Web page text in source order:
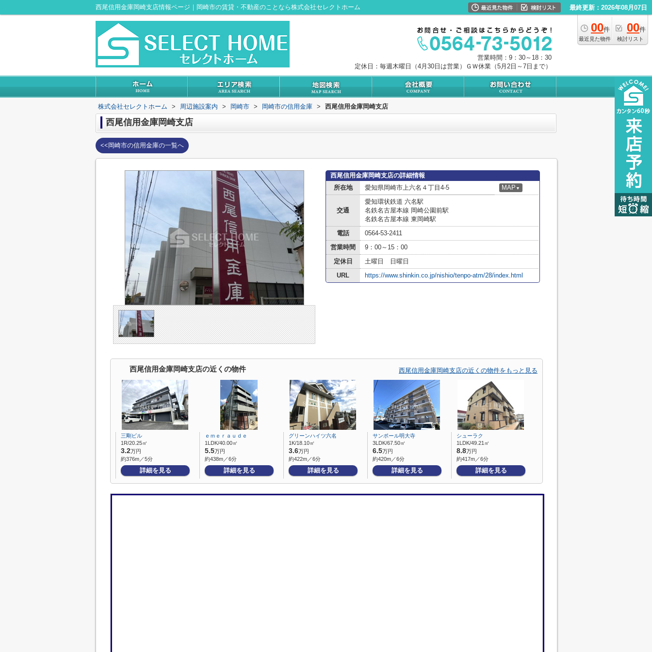
西尾信用金庫岡崎支店情報ページ｜岡崎市の賃貸・不動産のことなら株式会社セレクトホーム 最終更新：2026年08月07日
00件
最近見た物件
00件
検討リスト
営業時間：9：30～18：30
定休日：毎週木曜日（4月30日は営業）ＧＷ休業（5月2日～7日まで）
株式会社セレクトホーム > 周辺施設案内 > 岡崎市 > 岡崎市の信用金庫 > 西尾信用金庫岡崎支店
西尾信用金庫岡崎支店
<<岡崎市の信用金庫の一覧へ
西尾信用金庫岡崎支店の詳細情報
所在地
愛知県岡崎市上六名４丁目4-5 MAP ▼
交通
愛知環状鉄道 六名駅
名鉄名古屋本線 岡崎公園前駅
名鉄名古屋本線 東岡崎駅
電話
0564-53-2411
営業時間
9：00～15：00
定休日
土曜日 日曜日
URL
https://www.shinkin.co.jp/nishio/tenpo-atm/28/index.html
西尾信用金庫岡崎支店の近くの物件 西尾信用金庫岡崎支店の近くの物件をもっと見る
三剛ビル
1R/20.25㎡
3.2万円
約376m／5分
詳細を見る
ｅｍｅｒａｕｄｅ
1LDK/40.00㎡
5.5万円
約438m／6分
詳細を見る
グリーンハイツ六名
1K/18.10㎡
3.6万円
約422m／6分
詳細を見る
サンポール明大寺
3LDK/67.50㎡
6.5万円
約420m／6分
詳細を見る
シューラク
1LDK/49.21㎡
8.8万円
約417m／6分
詳細を見る